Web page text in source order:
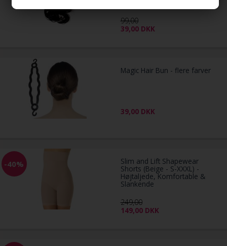
99,00
39,00 DKK
Magic Hair Bun - flere farver
39,00 DKK
-40% Slim and Lift Shapewear
Shorts (Beige - S-XXXL) -
Højtaljede, Komfortable &
Slankende
249,00
149,00 DKK